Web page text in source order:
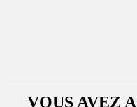
VOUS AVEZ